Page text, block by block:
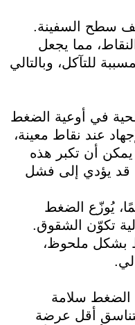
سطح السفينة.
مما يجعل
للتآكل، وبالتالي
في أوعية الضغط
عند نقاط معينة،
أن تكبر هذه
قد يؤدي إلى فشل
يُوزّع الضغط
تكوّن الشقوق.
بشكل ملحوظ،
الضغط سلامة
أقل عرضة